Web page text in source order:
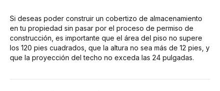
Si deseas poder construir un cobertizo de almacenamiento
en tu propiedad sin pasar por el proceso de permiso de
construcción, es importante que el área del piso no supere
los 120 pies cuadrados, que la altura no sea más de 12 pies, y
que la proyección del techo no exceda las 24 pulgadas.